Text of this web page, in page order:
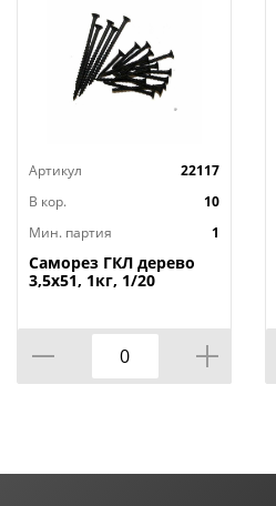
Артикул
22117
В кор.
10
Мин. партия
1
Саморез ГКЛ дерево
3,5х51, 1кг, 1/20